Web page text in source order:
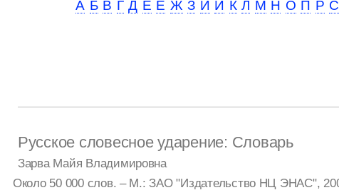
А Б В Г Д Е Ё Ж З И Й К Л М Н О П Р С
Русское словесное ударение: Словарь
Зарва Майя Владимировна
Около 50 000 слов. – М.: ЗАО "Издательство НЦ ЭНАС",